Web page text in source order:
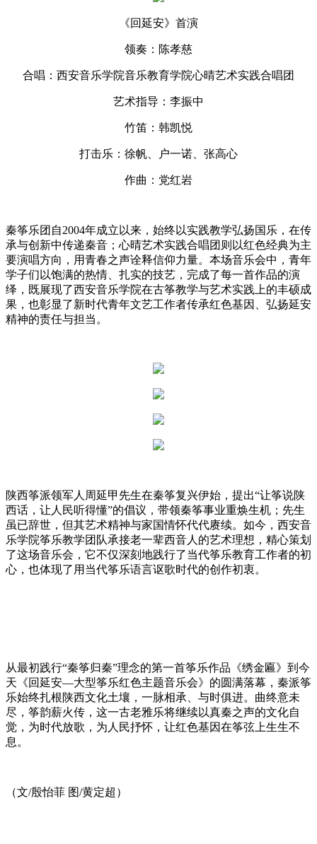
《回延安》首演
领奏：陈孝慈
合唱：西安音乐学院音乐教育学院心晴艺术实践合唱团
艺术指导：李振中
竹笛：韩凯悦
打击乐：徐帆、户一诺、张高心
作曲：党红岩
秦筝乐团自2004年成立以来，始终以实践教学弘扬国乐，在传
承与创新中传递秦音；心晴艺术实践合唱团则以红色经典为主
要演唱方向，用青春之声诠释信仰力量。本场音乐会中，青年
学子们以饱满的热情、扎实的技艺，完成了每一首作品的演
绎，既展现了西安音乐学院在古筝教学与艺术实践上的丰硕成
果，也彰显了新时代青年文艺工作者传承红色基因、弘扬延安
精神的责任与担当。
陕西筝派领军人周延甲先生在秦筝复兴伊始，提出“让筝说陕
西话，让人民听得懂”的倡议，带领秦筝事业重焕生机；先生
虽已辞世，但其艺术精神与家国情怀代代赓续。如今，西安音
乐学院筝乐教学团队承接老一辈西音人的艺术理想，精心策划
了这场音乐会，它不仅深刻地践行了当代筝乐教育工作者的初
心，也体现了用当代筝乐语言讴歌时代的创作初衷。
从最初践行“秦筝归秦”理念的第一首筝乐作品《绣金匾》到今
天《回延安—大型筝乐红色主题音乐会》的圆满落幕，秦派筝
乐始终扎根陕西文化土壤，一脉相承、与时俱进。曲终意未
尽，筝韵薪火传，这一古老雅乐将继续以真秦之声的文化自
觉，为时代放歌，为人民抒怀，让红色基因在筝弦上生生不
息。
（文/殷怡菲 图/黄定超）